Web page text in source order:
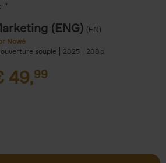
''
(ENG) (EN)
Nowé
souple
2025 208
49,99